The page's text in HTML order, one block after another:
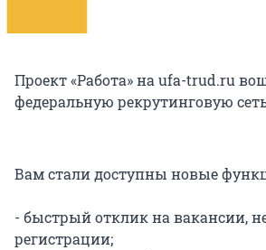
​Проект «Работа» на ufa-trud.ru
федеральную рекрутинговую
Вам стали доступны новые
- быстрый отклик на вакансии,
регистрации;